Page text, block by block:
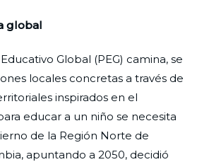
global
Global (PEG) camina, se
locales concretas a través de
inspirados en el
educar a un niño se necesita
de la Región Norte de
apuntando a 2050, decidió